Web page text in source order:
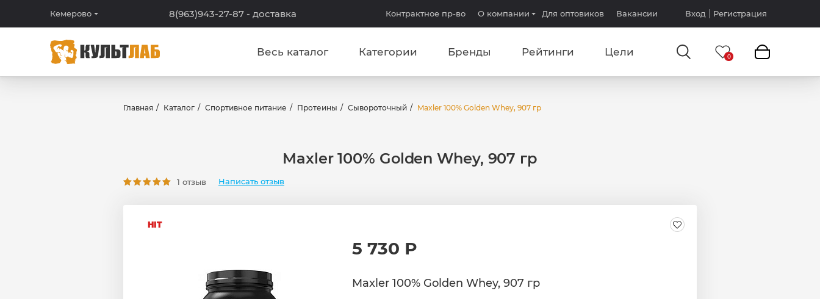
Кемерово 8(963)943-27-87 - доставка Контрактное пр-во О компании Для оптовиков Вакансии Вход Регистрация
Весь каталог Категории Бренды Рейтинги Цели
Главная Каталог Спортивное питание Протеины Сывороточный Maxler 100% Golden Whey, 907 гр
Maxler 100% Golden Whey, 907 гр
1 отзыв Написать отзыв
HIT
5 730 Р
Maxler 100% Golden Whey, 907 гр